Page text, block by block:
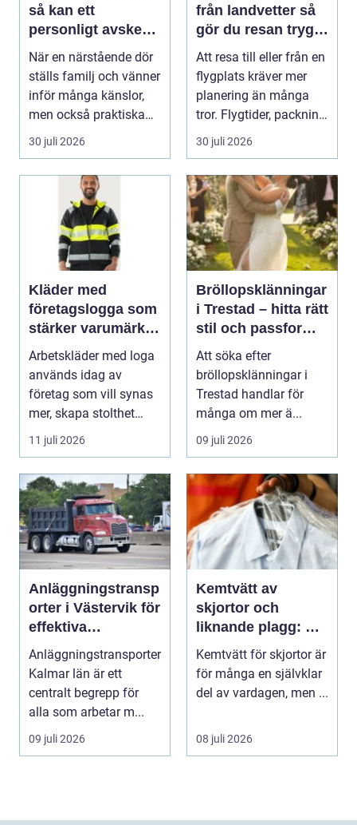
så kan ett
personligt avsked
formas
När en närstående dör
ställs familj och vänner
inför många känslor,
men också praktiska
beslut. En b...
30 juli 2026
från landvetter så
gör du resan trygg
och smidig
Att resa till eller från en
flygplats kräver mer
planering än många
tror. Flygtider, packning,
säker...
30 juli 2026
Kläder med
företagslogga som
stärker varumärket
varje dag
Arbetskläder med loga
används idag av
företag som vill synas
mer, skapa stolthet
inte...
11 juli 2026
Bröllopsklänningar
i Trestad – hitta rätt
stil och passform
inför den stora
dagen
Att söka efter
bröllopsklänningar i
Trestad handlar för
många om mer ä...
09 juli 2026
Anläggningstransp
orter i Västervik för
effektiva
byggprojekt
Anläggningstransporter
Kalmar län är ett
centralt begrepp för
alla som arbetar m...
09 juli 2026
Kemtvätt av
skjortor och
liknande plagg: Så
fungerar
professionell
klädvård i
Kemtvätt för skjortor är
för många en självklar
del av vardagen, men ...
08 juli 2026